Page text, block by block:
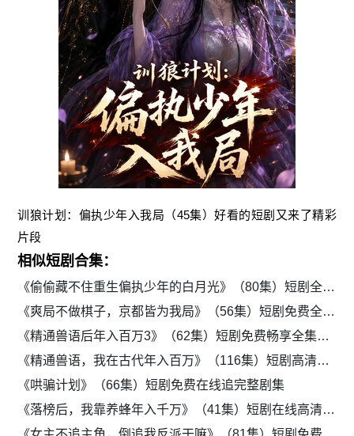
训狼计划：偏执少年入我局（45集）好看的短剧又来了精彩
片段
相似短剧合集：
《偷偷藏不住重生偏执少年的白月光》（80集）短剧全集高清免费一次看过瘾
《爽局不做棋子，京都皆为我局》（56集）短剧免费全集流畅播放
《精通兽语后年入百万3》（62集）短剧免费畅享全集剧情
《精通兽语，我在古代年入百万》（116集）短剧高清全集免费追剧
《哄骗计划》（66集）短剧免费在线追完整剧集
《落榜后，我靠养蜂年入千万》（41集）短剧在线高清追剧